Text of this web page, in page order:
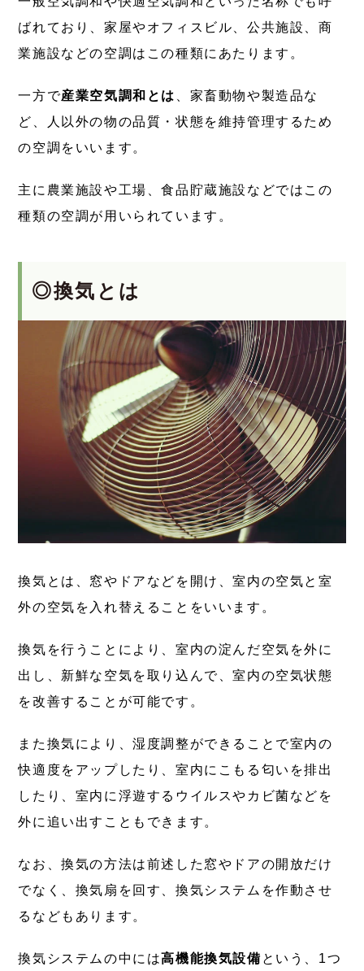
ばれており、家屋やオフィスビル、公共施設、商
業施設などの空調はこの種類にあたります。
一方で産業空気調和とは
、家畜動物や製造品な
ど、人以外の物の品質・状態を維持管理するため
の空調をいいます。
主に農業施設や工場、食品貯蔵施設などではこの
種類の空調が用いられています。
◎換気とは
換気とは、窓やドアなどを開け、室内の空気と室
外の空気を入れ替えること をいいます。
換気を行うことにより、室内の淀んだ空気を外に
出し、新鮮な空気を取り込んで、室内の空気状態
を改善することが可能です。
また換気により、湿度調整ができることで室内の
快適度をアップしたり、室内にこもる匂いを排出
したり、室内に浮遊する ウイルスやカビ菌などを
外に追い出す こともできます。
なお、換気の方法は前述した窓やドアの開放だけ
でなく、換気扇を回す、換気システムを作動させ
るなどもあります。
換気システムの中には高機能換気設備 という、1つ